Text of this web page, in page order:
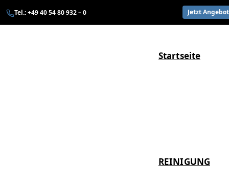
Tel.: +49 40 54 80 932 – 0 Jetzt
Inhalt
Startseite
REINIGUNG